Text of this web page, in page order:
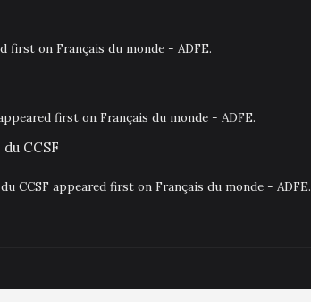
first on Français du monde - ADFE.
first on Français du monde - ADFE.
CCSF
CCSF appeared first on Français du monde - ADFE.